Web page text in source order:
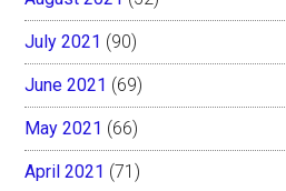
July 2021 (90)
June 2021 (69)
May 2021 (66)
April 2021 (71)